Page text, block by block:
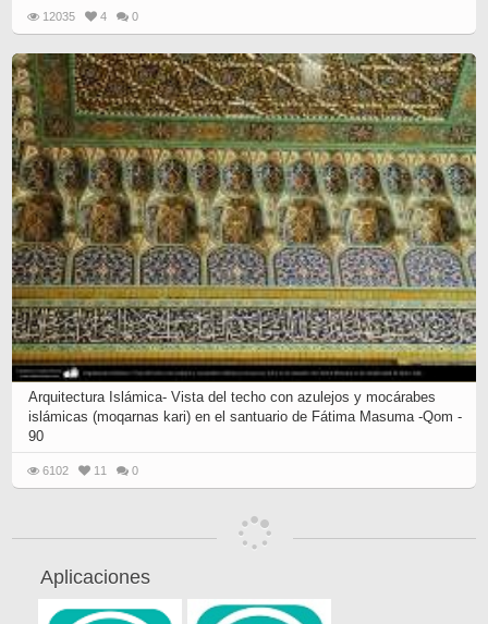
12035 4 0
Arquitectura Islámica- Vista del techo con azulejos y mocárabes
islámicas (moqarnas kari) en el santuario de Fátima Masuma -Qom -
90
6102 11 0
Aplicaciones